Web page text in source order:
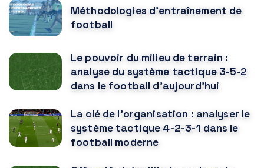
Méthodologies d'entraînement de
football
Le pouvoir du milieu de terrain :
analyse du système tactique 3-5-2
dans le football d'aujourd'hui
La clé de l'organisation : analyser le
système tactique 4-2-3-1 dans le
football moderne